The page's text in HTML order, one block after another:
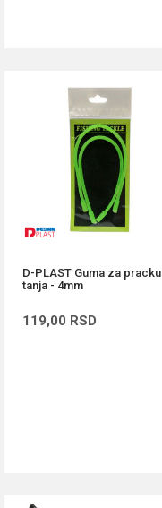
D-PLAST Guma za pracku
tanja - 4mm
119,00 RSD